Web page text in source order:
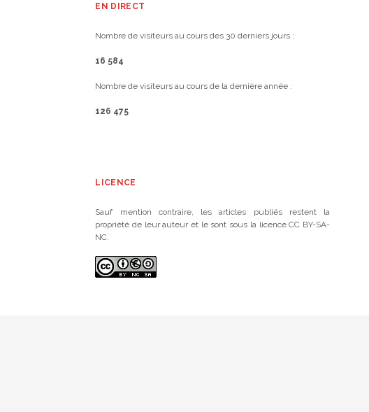
EN DIRECT
Nombre de visiteurs au cours des 30 derniers jours :
16 584
Nombre de visiteurs au cours de la dernière année :
126 475
LICENCE
Sauf mention contraire, les articles publiés restent la
propriété de leur auteur et le sont sous la licence CC BY-SA-
NC.